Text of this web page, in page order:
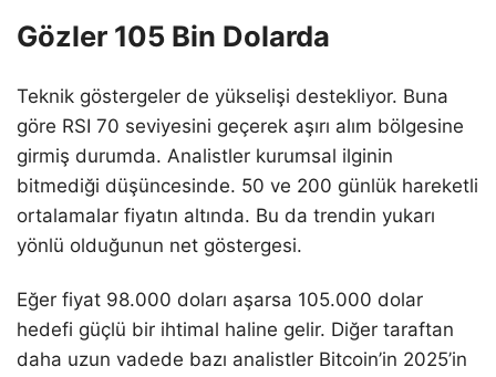
Gözler 105 Bin Dolarda
Teknik göstergeler de yükselişi destekliyor. Buna
göre RSI 70 seviyesini geçerek aşırı alım bölgesine
girmiş durumda. Analistler kurumsal ilginin
bitmediği düşüncesinde. 50 ve 200 günlük hareketli
ortalamalar fiyatın altında. Bu da trendin yukarı
yönlü olduğunun net göstergesi.
Eğer fiyat 98.000 doları aşarsa 105.000 dolar
hedefi güçlü bir ihtimal haline gelir. Diğer taraftan
daha uzun vadede bazı analistler Bitcoin’in 2025’in